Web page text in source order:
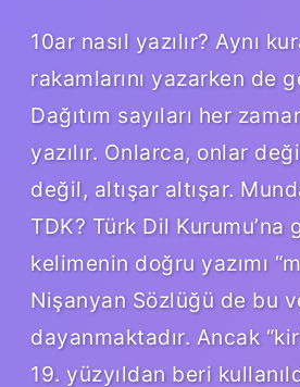
10ar nasıl yazılır? Aynı
rakamlarını yazarken de
Dağıtım sayıları her
yazılır. Onlarca, onlar
değil, altışar altışar.
TDK? Türk Dil Kurumu’na
kelimenin doğru yazımı
Nişanyan Sözlüğü de bu
dayanmaktadır. Ancak
19. yüzyıldan beri